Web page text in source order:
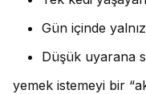
Gün içinde
Düşük uyarana
yemek istemeyi bir